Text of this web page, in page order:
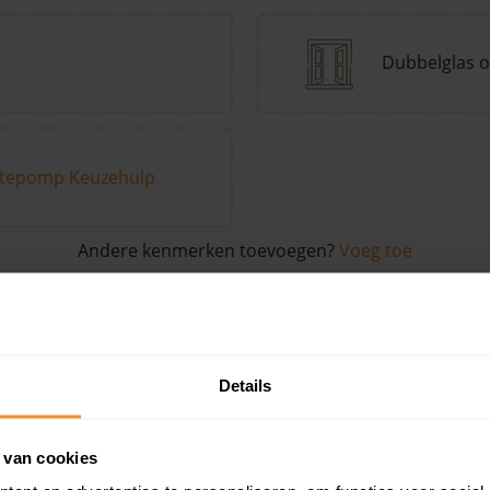
Details
cookies
Dubbelglas
Keuzehulp
Andere kenmerken toevoegen? Voeg toe
de buurt